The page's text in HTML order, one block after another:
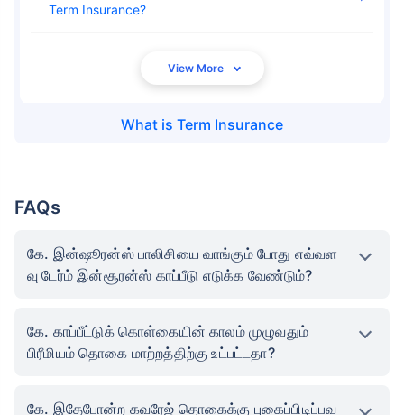
What is Term Insurance
Term Insurance
FAQs
கே. இன்ஷூரன்ஸ் பாலிசியை வாங்கும் போது எவ்வள
வு டேர்ம் இன்சூரன்ஸ் காப்பீடு எடுக்க வேண்டும்?
கே. காப்பீட்டுக் கொள்கையின் காலம் முழுவதும்
பிரீமியம் தொகை மாற்றத்திற்கு உட்பட்டதா?
கே. இதேபோன்ற கவரேஜ் தொகைக்கு புகைப்பிடிப்பவ